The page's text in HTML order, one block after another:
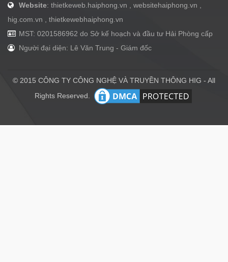
Website: thietkeweb.haiphong.vn , websitehaiphong.vn ,
hig.com.vn , thietkewebhaiphong.vn
MST: 0201586962 do Sở kế hoạch và đầu tư Hải Phòng cấp
Người đại diện: Lê Văn Trung - Giám đốc
© 2015 CÔNG TY CÔNG NGHỆ VÀ TRUYỀN THÔNG HIG - All
Rights Reserved.